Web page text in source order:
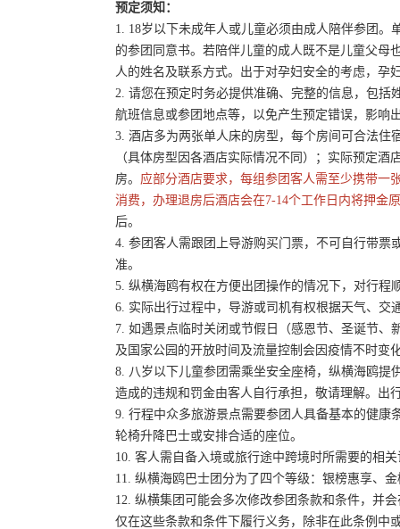
预定须知：
1. 18岁以下未成年人或儿童必须由成人陪伴参团
的参团同意书。若陪伴儿童的成人既不是儿童父母
人的姓名及联系方式。出于对孕妇安全的考虑，孕
2. 请您在预定时务必提供准确、完整的信息，包
航班信息或参团地点等，以免产生预定错误，影响
3. 酒店多为两张单人床的房型，每个房间可合法住
（具体房型因各酒店实际情况不同）；实际预定
房。 应部分酒店要求，每组参团客人需至少携带一
消费，办理退房后酒店会在7-14个工作日内将押金
后。
4. 参团客人需跟团上导游购买门票，不可自行带票
准。
5. 纵横海鸥有权在方便出团操作的情况下，对行
6. 实际出行过程中，导游或司机有权根据天气、
7. 如遇景点临时关闭或节假日（感恩节、圣诞节
及国家公园的开放时间及流量控制会因疫情不时变
8. 八岁以下儿童参团需乘坐安全座椅，纵横海鸥提
造成的违规和罚金由客人自行承担，敬请理解。出
9. 行程中众多旅游景点需要参团人具备基本的健
轮椅升降巴士或安排合适的座位。
10. 客人需自备入境或旅行途中跨境时所需要的相
11. 纵横海鸥巴士团分为了四个等级：银榜惠享、
12. 纵横集团可能会多次修改参团条款和条件，并
仅在这些条款和条件下履行义务，除非在此条例中